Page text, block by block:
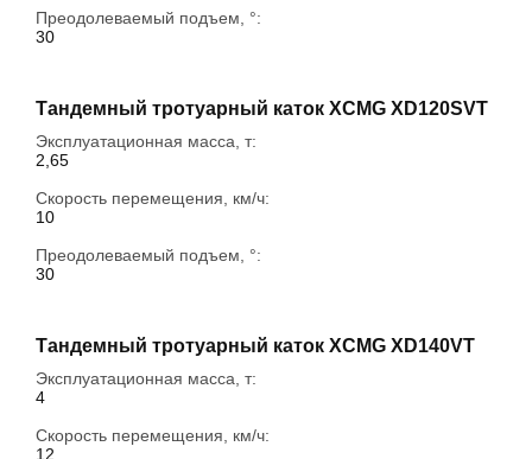
Преодолеваемый подъем, °:
30
Тандемный тротуарный каток XCMG XD120SVT
Эксплуатационная масса, т:
2,65
Скорость перемещения, км/ч:
10
Преодолеваемый подъем, °:
30
Тандемный тротуарный каток XCMG XD140VT
Эксплуатационная масса, т:
4
Скорость перемещения, км/ч:
12